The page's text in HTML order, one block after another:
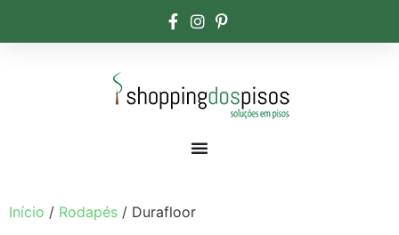
Início / Rodapés / Durafloor